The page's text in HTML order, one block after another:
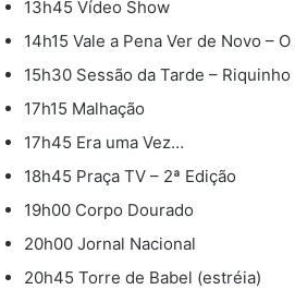
13h45 Vídeo Show
14h15 Vale a Pena Ver de Novo –
15h30 Sessão da Tarde – Riquinho
17h15 Malhação
17h45 Era uma Vez…
18h45 Praça TV – 2ª Edição
19h00 Corpo Dourado
20h00 Jornal Nacional
20h45 Torre de Babel (estréia)